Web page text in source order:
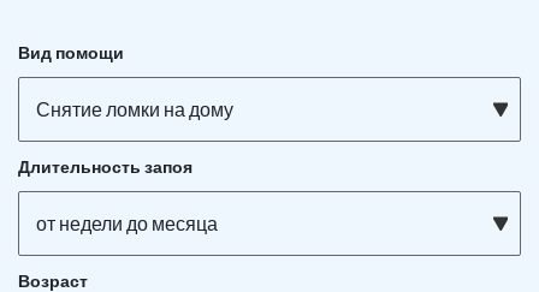
Вид помощи
Снятие ломки на дому
Длительность запоя
от недели до месяца
Возраст